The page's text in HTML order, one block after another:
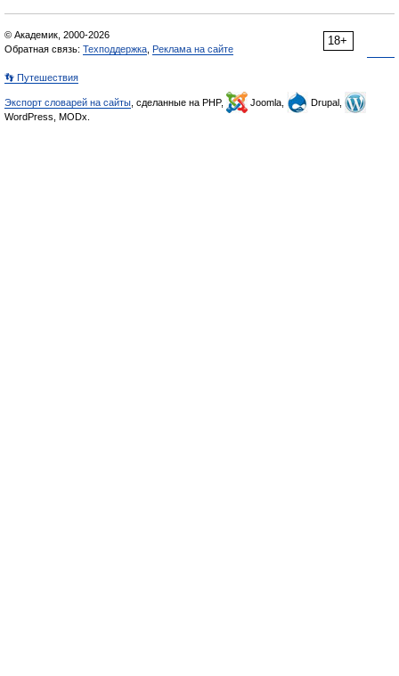
18+
© Академик, 2000-2026
Обратная связь: Техподдержка Реклама на сайте
👣 Путешествия
Экспорт словарей на сайты , сделанные на PHP, Joomla,
Drupal,
WordPress, MODx.